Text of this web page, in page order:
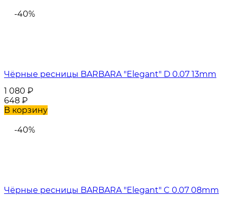
-40%
Чёрные ресницы BARBARA "Elegant" D 0.07 13mm
1 080 ₽
648 ₽
В корзину
-40%
Чёрные ресницы BARBARA "Elegant" C 0.07 08mm